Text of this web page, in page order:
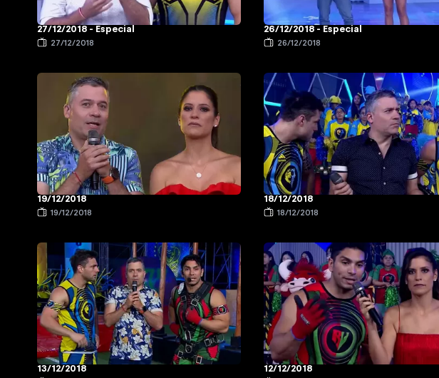
27/12/2018 - Especial
27/12/2018
26/12/2018 - Especial
26/12/2018
19/12/2018
19/12/2018
18/12/2018
18/12/2018
13/12/2018 12/12/2018